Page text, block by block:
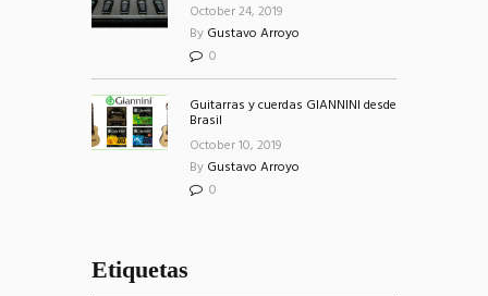
October 24, 2019
By Gustavo Arroyo
0
Guitarras y cuerdas GIANNINI desde
Brasil
October 10, 2019
By Gustavo Arroyo
0
Etiquetas